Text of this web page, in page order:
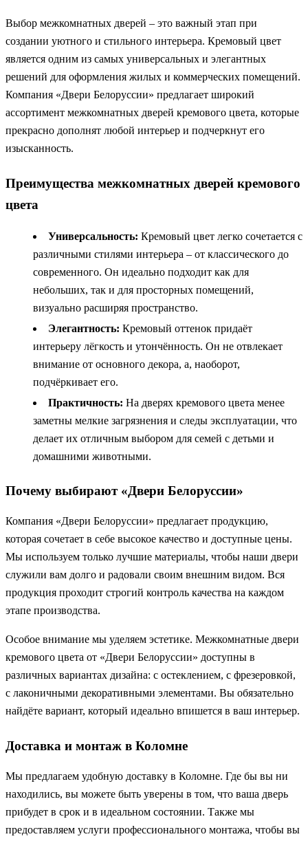
Выбор межкомнатных дверей – это важный этап при
создании уютного и стильного интерьера. Кремовый цвет
является одним из самых универсальных и элегантных
решений для оформления жилых и коммерческих помещений.
Компания «Двери Белоруссии» предлагает широкий
ассортимент межкомнатных дверей кремового цвета, которые
прекрасно дополнят любой интерьер и подчеркнут его
изысканность.
Преимущества межкомнатных дверей кремового
цвета
Универсальность: Кремовый цвет легко сочетается с
различными стилями интерьера – от классического до
современного. Он идеально подходит как для
небольших, так и для просторных помещений,
визуально расширяя пространство.
Элегантность: Кремовый оттенок придаёт
интерьеру лёгкость и утончённость. Он не отвлекает
внимание от основного декора, а, наоборот,
подчёркивает его.
Практичность: На дверях кремового цвета менее
заметны мелкие загрязнения и следы эксплуатации, что
делает их отличным выбором для семей с детьми и
домашними животными.
Почему выбирают «Двери Белоруссии»
Компания «Двери Белоруссии» предлагает продукцию,
которая сочетает в себе высокое качество и доступные цены.
Мы используем только лучшие материалы, чтобы наши двери
служили вам долго и радовали своим внешним видом. Вся
продукция проходит строгий контроль качества на каждом
этапе производства.
Особое внимание мы уделяем эстетике. Межкомнатные двери
кремового цвета от «Двери Белоруссии» доступны в
различных вариантах дизайна: с остеклением, с фрезеровкой,
с лаконичными декоративными элементами. Вы обязательно
найдёте вариант, который идеально впишется в ваш интерьер.
Доставка и монтаж в Коломне
Мы предлагаем удобную доставку в Коломне. Где бы вы ни
находились, вы можете быть уверены в том, что ваша дверь
прибудет в срок и в идеальном состоянии. Также мы
предоставляем услуги профессионального монтажа, чтобы вы